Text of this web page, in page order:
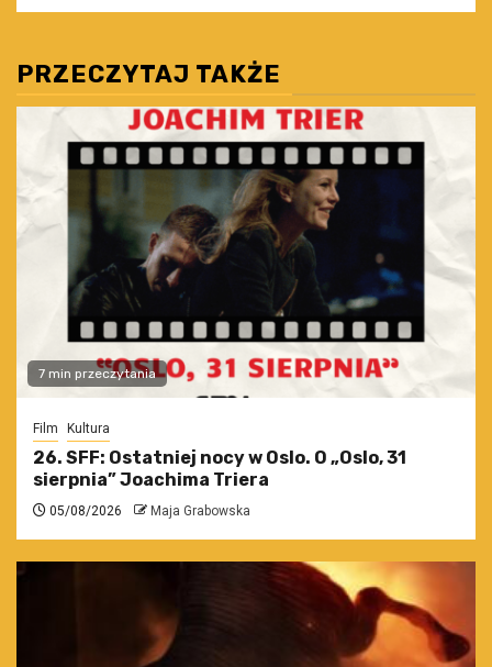
PRZECZYTAJ TAKŻE
7 min przeczytania
Film Kultura
26. SFF: Ostatniej nocy w Oslo. O „Oslo, 31
sierpnia” Joachima Triera
05/08/2026 Maja Grabowska